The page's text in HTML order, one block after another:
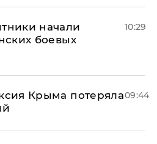
начали
боевых
10:29
Крыма потеряла09:44